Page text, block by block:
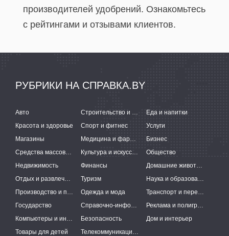
производителей удобрений. Ознакомьтесь
с рейтингами и отзывами клиентов.
РУБРИКИ НА СПРАВКА.BY
Авто Строительство и ремонт
Еда и напитки
Красота и здоровье
Спорт и фитнес
Услуги
Магазины
Медицина и фармацевтика
Бизнес
Средства массовой информации
Культура и искусство
Общество
Недвижимость
Финансы
Домашние животные
Отдых и развлечения
Туризм
Наука и образование
Производство и поставки
Одежда и мода
Транспорт и перевозки
Государство
Справочно-информационные системы
Реклама и полиграфия
Компьютеры и интернет
Безопасность
Дом и интерьер
Товары для детей
Телекоммуникации и связь